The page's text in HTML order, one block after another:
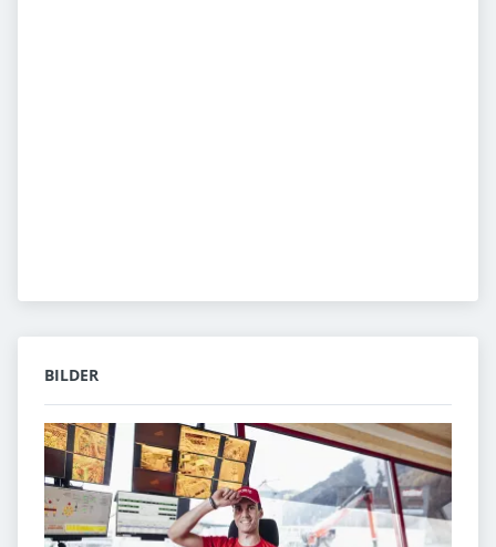
BILDER